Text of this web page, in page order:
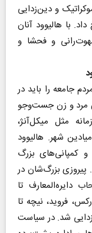
و دین‌زدایی
با هالیوود آنان
و فحشا و
جامعه را باید در
مرد و زن جست‌وجو
مثل میکل‌آنژ،
شهر. هالیوود
کمپانی‌های بزرگ
پیروزی بزرگ‌شان در
دایره‌المعارف تا
فروید، نیچه تا
شد. در سیاست